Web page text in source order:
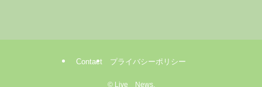
Contact プライバシーポリシー
©Live News.